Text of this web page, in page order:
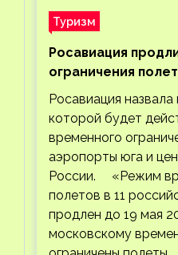
Туризм
Росавиация
ограничения
Росавиация
которой будет
временного
аэропорты юга и
России. «Режим
полетов в 11
продлен до 19 мая
московскому